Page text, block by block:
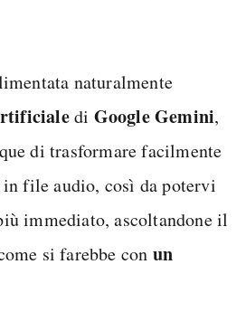
naturalmente
di Google Gemini,
di trasformare facilmente
file audio, così da potervi
immediato, ascoltandone il
si farebbe con un